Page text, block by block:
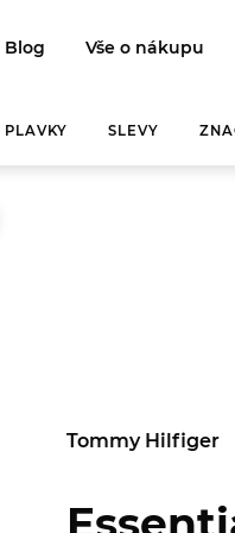
Blog Vše o nákupu
PLAVKY SLEVY
Tommy Hilfiger